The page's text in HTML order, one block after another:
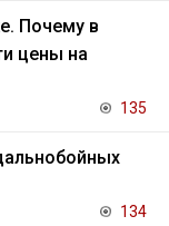
Почему в
цены на
135
134